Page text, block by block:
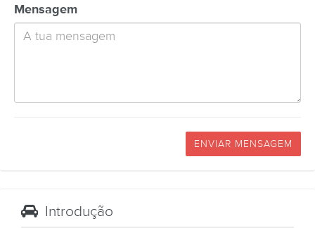
Mensagem
ENVIAR MENSAGEM
Introdução